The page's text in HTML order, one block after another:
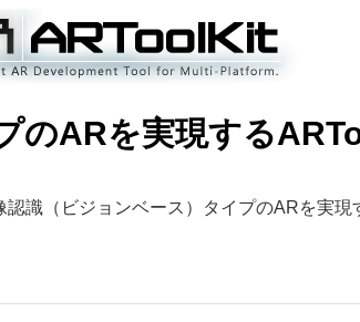
のARを実現する
識（ビジョンベース）タイプのARを実